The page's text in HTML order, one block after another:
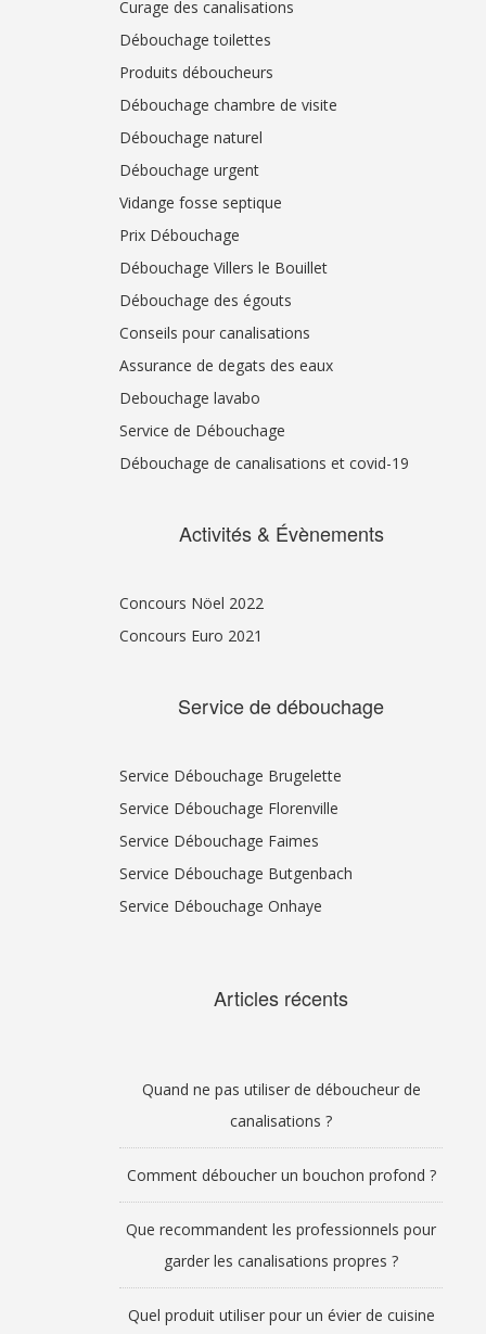
Curage des canalisations
Débouchage toilettes
Produits déboucheurs
Débouchage chambre de visite
Débouchage naturel
Débouchage urgent
Vidange fosse septique
Prix Débouchage
Débouchage Villers le Bouillet
Débouchage des égouts
Conseils pour canalisations
Assurance de degats des eaux
Debouchage lavabo
Service de Débouchage
Débouchage de canalisations et covid-19
Activités & Évènements
Concours Nöel 2022
Concours Euro 2021
Service de débouchage
Service Débouchage Brugelette
Service Débouchage Florenville
Service Débouchage Faimes
Service Débouchage Butgenbach
Service Débouchage Onhaye
Articles récents
Quand ne pas utiliser de déboucheur de
canalisations ?
Comment déboucher un bouchon profond ?
Que recommandent les professionnels pour
garder les canalisations propres ?
Quel produit utiliser pour un évier de cuisine